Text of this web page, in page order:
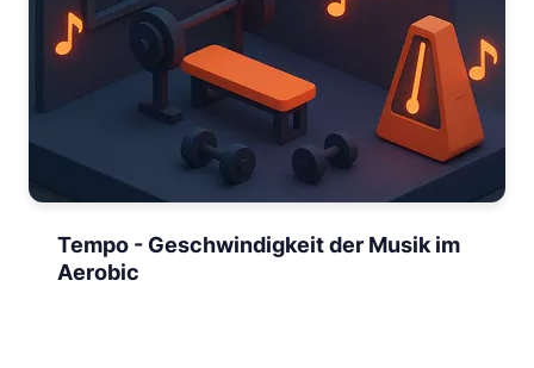
Tempo - Geschwindigkeit der Musik im
Aerobic